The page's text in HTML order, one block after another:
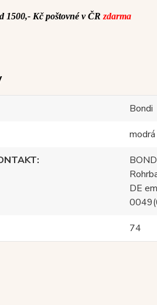
1500,- Kč poštovné v ČR zdarma
Bondi
modrá
DE
74